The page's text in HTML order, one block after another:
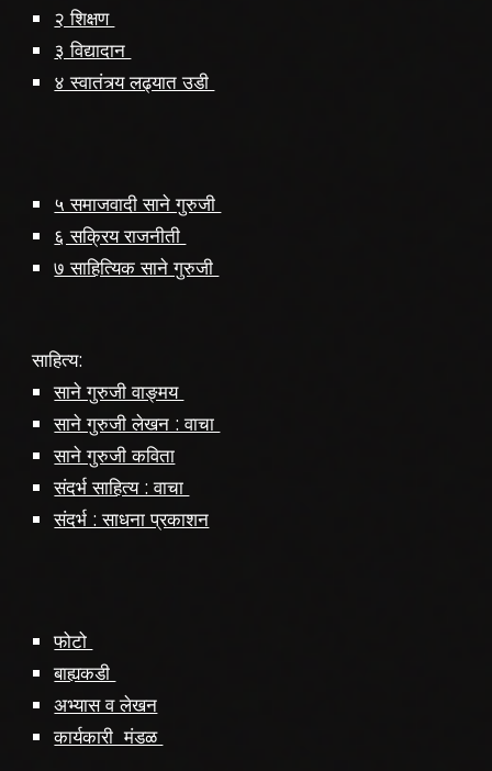
२ शिक्षण
३ विद्यादान
४ स्वातंत्र्य लढ्यात उडी
५ समाजवादी साने गुरुजी
६ सक्रिय राजनीती
७ साहित्यिक साने गुरुजी
साहित्य:
साने गुरुजी वाङ्मय
साने गुरुजी लेखन : वाचा
साने गुरुजी कविता
संदर्भ साहित्य : वाचा
संदर्भ : साधना प्रकाशन
फोटो
बाह्यकडी
अभ्यास व लेखन
कार्यकारी मंडळ